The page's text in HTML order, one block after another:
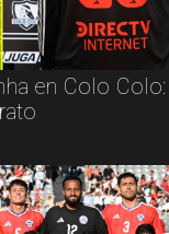
en Colo Colo: